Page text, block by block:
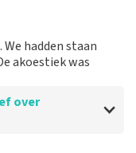
als je geen
Reviews met
niet geplaatst.
review wordt
hadden staan
akoestiek was